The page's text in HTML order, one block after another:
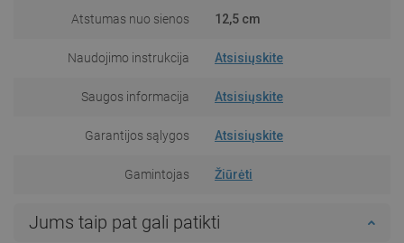
Atstumas nuo sienos 12,5 cm
Naudojimo instrukcija Atsisiųskite
Saugos informacija Atsisiųskite
Garantijos sąlygos Atsisiųskite
Gamintojas Žiūrėti
Jums taip pat gali patikti